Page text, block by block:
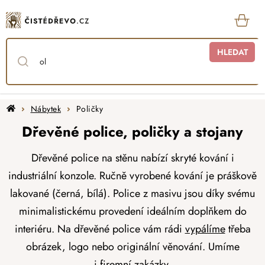
na
obsah
HLEDAT
DomůNábytek Poličky
Dřevěné police, poličky a stojany
Dřevěné police na stěnu nabízí skryté kování i
industriální konzole. Ručně vyrobené kování je práškově
lakované (černá, bílá). Police z masivu jsou díky svému
minimalistickému provedení ideálním doplňkem do
interiéru. Na dřevěné police vám rádivypálímetřeba
obrázek, logo nebo originální věnování. Umíme